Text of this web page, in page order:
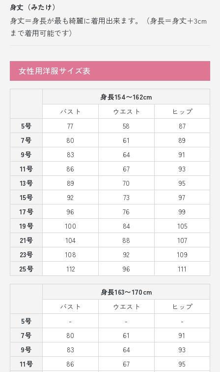
身丈（みたけ）
身丈＝身長が最も綺麗に着用出来ます。（身長＝身丈＋3cm
まで着用可能です）
女性用洋服サイズ表
身長154〜162cm
バスト
ウエスト
ヒップ
5号
77 58
87
7号
80 61
89
9号
83 64
91
11号
86 67
93
13号
89 70
95
15号
92 73
97
17号
96 76
99
19号
100 84
105
21号
104 88
107
23号
108 92
109
25号
112 96 111
身長163〜170cm
バスト
ウエスト
ヒップ
5号
- -
-
7号
80 61
91
9号
83 64
93
11号
86 67
95